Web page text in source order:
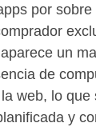
por
un
de
web, lo
y